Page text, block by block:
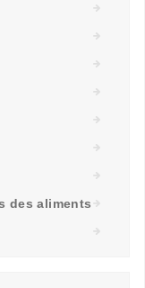
des aliments